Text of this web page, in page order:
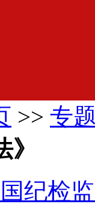
>> 专
纪检